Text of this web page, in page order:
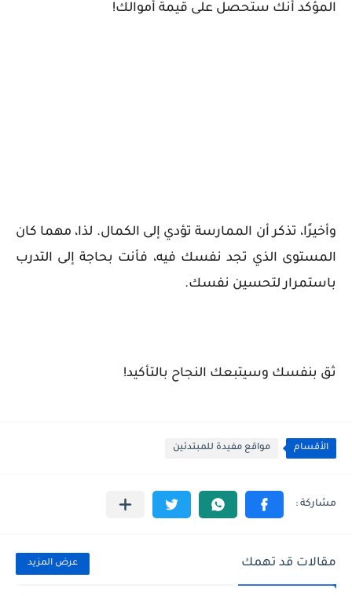
المؤكد أنك ستحصل على قيمة أموالك!
وأخيرًا، تذكر أن الممارسة تؤدي إلى الكمال. لذا، مهما كان
المستوى الذي تجد نفسك فيه، فأنت بحاجة إلى التدرب
باستمرار لتحسين نفسك.
ثق بنفسك وسيتبعك النجاح بالتأكيد!
الأقسام مواقع مفيدة للمبتدئين
مقالات قد تهمك عرض المزيد